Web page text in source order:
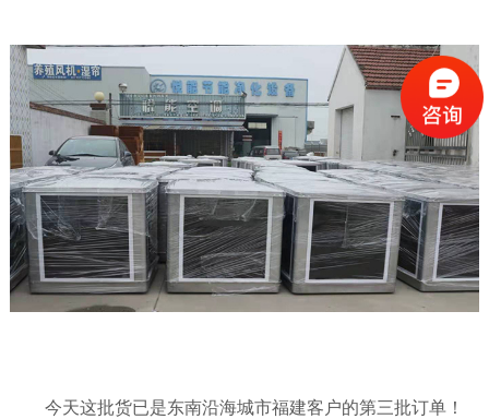
今天这批货已是东南沿海城市福建客户的第三批订单！